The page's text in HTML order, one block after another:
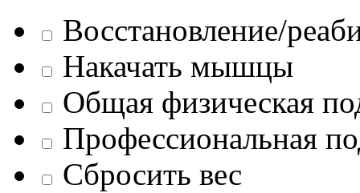
Восстановление/
Накачать мышцы
Общая физическая
Профессиональная
Сбросить вес